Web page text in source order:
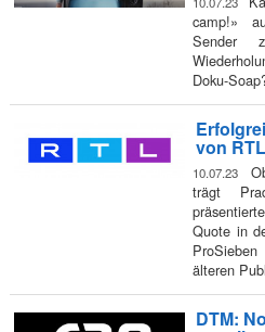
camp!»
Sender
Doku-
von RTL
10.07.23
trägt
Quote in
älteren
DTM: